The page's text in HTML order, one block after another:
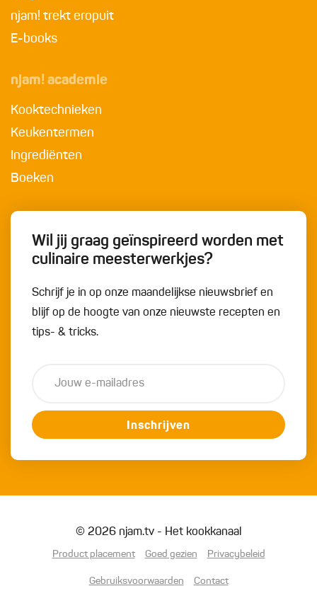
njam! trekt eropuit
E-books
njam! academie
Kooktechnieken
Keukentermen
Ingrediënten
Boeken
Wil jij graag geïnspireerd worden met
culinaire meesterwerkjes?
Schrijf je in op onze maandelijkse nieuwsbrief en
blijf op de hoogte van onze nieuwste recepten en
tips- & tricks.
Inschrijven
© 2026 njam.tv - Het kookkanaal
Product placement Goed gezien Privacybeleid
Gebruiksvoorwaarden Contact